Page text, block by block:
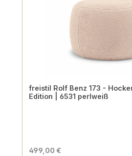
freistil Rolf Benz 173 -
Edition | 6531 perlweiß
499,00 €